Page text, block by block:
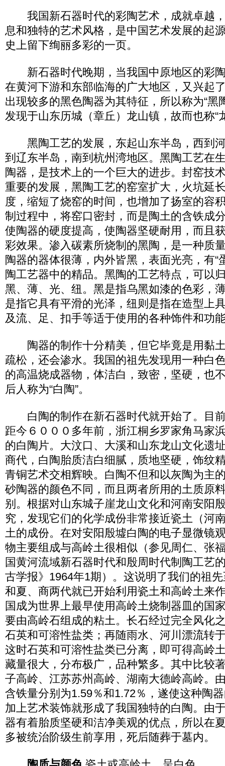
我国新石器时代的彩陶艺术，成就卓越
息和独特的艺术风格，是中国艺术发展的起
史上留下绚丽多彩的一页。
新石器时代晚期，当我国中原地区的彩
在黄河下游和东部临海的广大地区，又兴起
出现较多的黑色陶器为其特征，所以称为“黑
发现于山东历城（章丘）龙山镇，故而也称“
黑陶工艺的发展，东起山东半岛，西到
到辽东半岛，南到杭州湾地区。黑陶工艺在
陶器，是技术上的一个巨大的进步。封窑技
重要的发展，黑陶工艺的窑室扩大，火坑延
度，缩短了烧窑的时间，也增加了扬室的容
制过程中，将窑口密封，而是陶土的含铁成
使陶器的硬度提高，使陶器坚硬耐用，而且
彩效果。渗入碳素所烧制的黑陶，是一种质
陶器的器体很薄，内外皆黑，表面光亮，有“
陶工艺器中的精品。黑陶的工艺特点，可以
黑、薄、光、纽。黑是指乌黑如漆的色彩，
是指它具有平滑的光泽，纽则是指在造型上
及流、足、扣手等适于使用的各种饰件和功
陶器的制作十分精美，但它毕竟是用黏
疏松，还会渗水。我国的祖先发现用一种白
的高温烧成器物，体洁白，致密，坚硬，也
后人称为“白陶”。
白陶的制作在新石器时代就开始了。目
距今６０００多年前，浙江桐乡罗家角马家
的白陶片。大汶口、大溪和山东龙山文化遗
商代，白陶胎质洁白细腻，质地坚硬，饰纹
青铜艺术交相辉映。白陶不但和以灰陶为主
砂陶器的颜色不同，而且两者所用的土质原
别。根据对山东城子崖龙山文化和河南安阳
究，发现它们的化学成份非常接近瓷土（河
土的成份。在对安阳殷墟白陶的电子显微镜
物主要组成与高岭土很相似（参见周仁、张
国黄河流域新石器时代和殷周时代制陶工艺
古学报》1964年1期）。这说明了我们的祖
和夏、商两代就已开始利用瓷土和高岭土来
国成为世界上最早使用高岭土烧制器皿的国
要由高岭石组成的粘土。长石经过完全风化
石英和可溶性盐类；再随雨水、河川漂流转
这时石英和可溶性盐类已分离，即可得高岭
藏量很大，分布极广，品种繁多。其中比较
子高岭、江苏苏州高岭、湖南大德岭高岭。
含铁量分别为1.59％和1.72％，遂使这种陶
加上艺术装饰就形成了我国独特的白陶。由
器有着胎质坚硬和洁净美观的优点，所以在
多被统治阶级生前享用，死后随葬于墓内。